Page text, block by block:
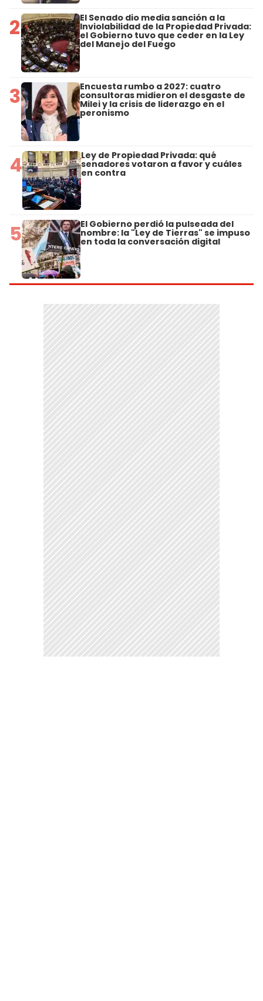
2 El Senado dio media sanción a la
Inviolabilidad de la Propiedad Privada:
el Gobierno tuvo que ceder en la Ley
del Manejo del Fuego
3 Encuesta rumbo a 2027: cuatro
consultoras midieron el desgaste de
Milei y la crisis de liderazgo en el
peronismo
4 Ley de Propiedad Privada: qué
senadores votaron a favor y cuáles
en contra
5 El Gobierno perdió la pulseada del
nombre: la "Ley de Tierras" se impuso
en toda la conversación digital